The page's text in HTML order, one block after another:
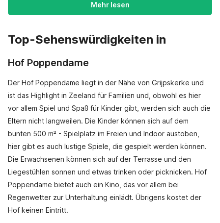
Mehr lesen
Top-Sehenswürdigkeiten in
Hof Poppendame
Der Hof Poppendame liegt in der Nähe von Grijpskerke und
ist das Highlight in Zeeland für Familien und, obwohl es hier
vor allem Spiel und Spaß für Kinder gibt, werden sich auch die
Eltern nicht langweilen. Die Kinder können sich auf dem
bunten 500 m² - Spielplatz im Freien und Indoor austoben,
hier gibt es auch lustige Spiele, die gespielt werden können.
Die Erwachsenen können sich auf der Terrasse und den
Liegestühlen sonnen und etwas trinken oder picknicken. Hof
Poppendame bietet auch ein Kino, das vor allem bei
Regenwetter zur Unterhaltung einlädt. Übrigens kostet der
Hof keinen Eintritt.